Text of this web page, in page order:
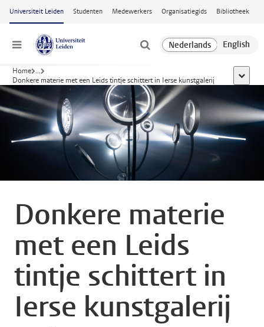
Ga naar hoofdinhoud
Universiteit Leiden Studenten Medewerkers Organisatiegids Bibliotheek
Menu
Home ...
Donkere materie met een Leids tintje schittert in Ierse kunstgalerij
toon
Donkere materie
met een Leids
tintje schittert in
Ierse kunstgalerij